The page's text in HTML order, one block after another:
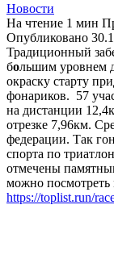
Новости
На чтение 1 мин
Опубликовано
Традиционный
большим уровнем
окраску старту
фонариков. 57
на дистанции
отрезке 7,96км.
федерации. Так
спорта по
отмечены
можно посмотреть
https://toplist.run/